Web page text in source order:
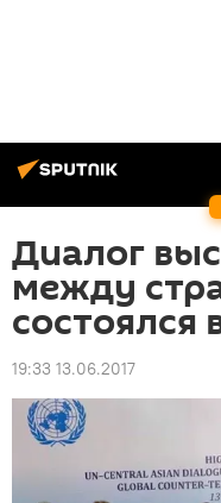
Диалог
между
19:33 13.06.2017